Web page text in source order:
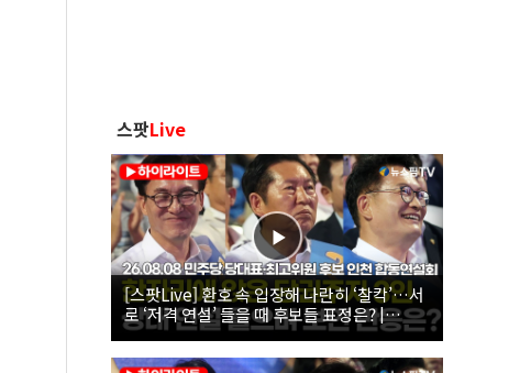
스팟Live
[스팟Live] 환호 속 입장해 나란히 ‘찰칵’…서
로 ‘저격 연설’ 들을 때 후보들 표정은? |
26.08.08 더불어민주당 당대표·최고위원 후
보 인천 합동연설회